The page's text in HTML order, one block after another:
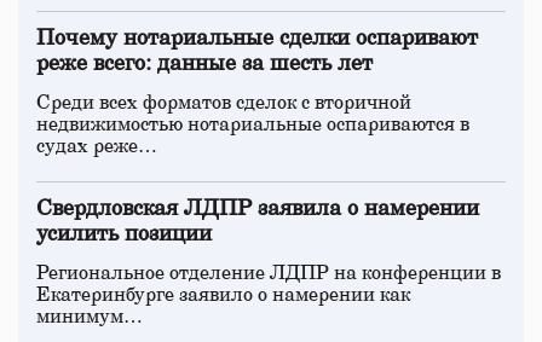
Почему нотариальные сделки оспаривают
реже всего: данные за шесть лет
Среди всех форматов сделок с вторичной
недвижимостью нотариальные оспариваются в
судах реже…
Свердловская ЛДПР заявила о намерении
усилить позиции
Региональное отделение ЛДПР на конференции в
Екатеринбурге заявило о намерении как
минимум…